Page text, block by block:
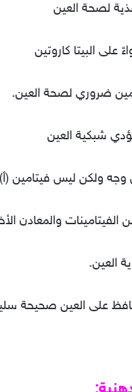
لصحة العين
على البيتا كاروتين
ضروري لصحة العين.
شبكية العين
وجه ولكن ليس فيتامين
والمعادن
العين.
على العين صحيحة